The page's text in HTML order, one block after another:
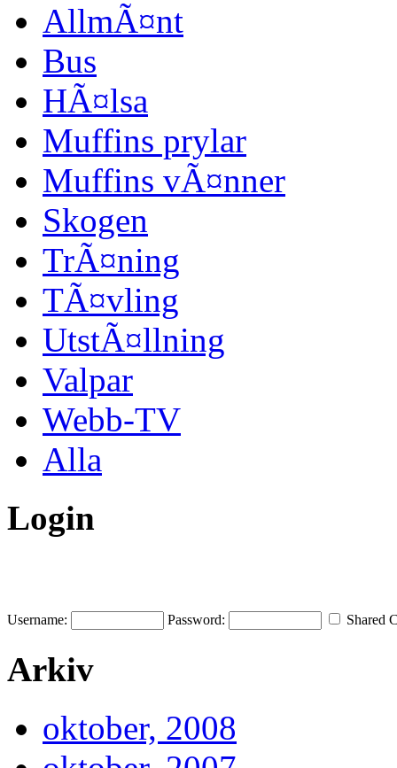
AllmÃ¤nt
Bus
HÃ¤lsa
Muffins prylar
Muffins vÃ¤nner
Skogen
TrÃ¤ning
TÃ¤vling
UtstÃ¤llning
Valpar
Webb-TV
Alla
Login
Username: Password: Shared
Arkiv
oktober, 2008